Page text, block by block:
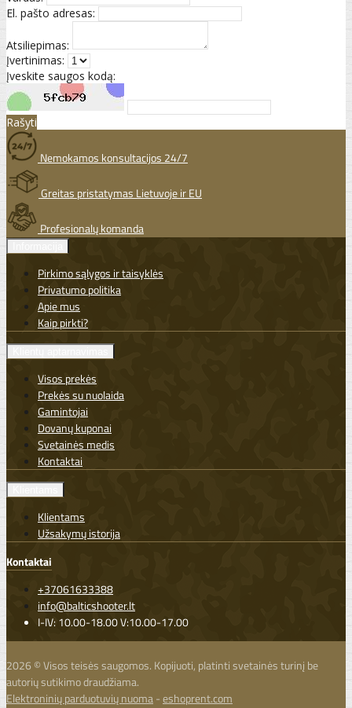
El. pašto adresas:
Atsiliepimas:
Įvertinimas:
Įveskite saugos kodą:
Rašyti
Nemokamos konsultacijos 24/7
Greitas pristatymas Lietuvoje ir EU
Profesionalų komanda
Pirkimo sąlygos ir taisyklės
Privatumo politika
Apie mus
Kaip pirkti?
Visos prekės
Prekės su nuolaida
Gamintojai
Dovanų kuponai
Svetainės medis
Kontaktai
Klientams
Užsakymų istorija
Kontaktai
+37061633388
info@balticshooter.lt
I-IV: 10.00-18.00 V:10.00-17.00
2026 © Visos teisės saugomos. Kopijuoti, platinti svetainės turinį be
autorių sutikimo draudžiama.
Elektroninių parduotuvių nuoma-eshoprent.com